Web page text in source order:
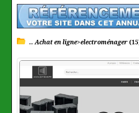
.. Achat en ligne>electroménager